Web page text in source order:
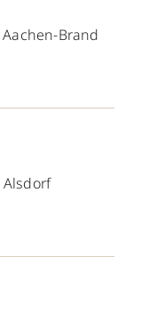
Aachen-Brand
Alsdorf